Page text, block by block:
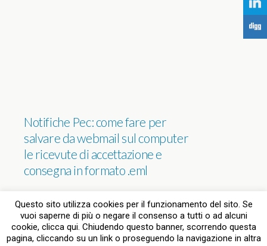
Notifiche Pec: come fare per
salvare da webmail sul computer
le ricevute di accettazione e
consegna in formato .eml
Torna su
Questo sito utilizza cookies per il funzionamento del sito. Se
vuoi saperne di più o negare il consenso a tutti o ad alcuni
cookie, clicca qui. Chiudendo questo banner, scorrendo questa
pagina, cliccando su un link o proseguendo la navigazione in altra
j
F